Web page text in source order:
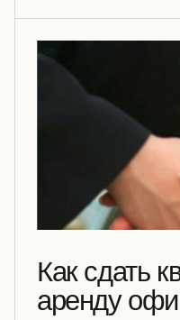
Как сдать
аренду